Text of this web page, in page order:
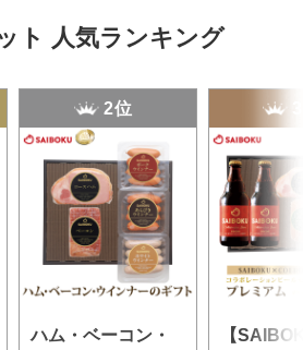
ト 人気ランキング
2位
ハム・ベーコン・
【